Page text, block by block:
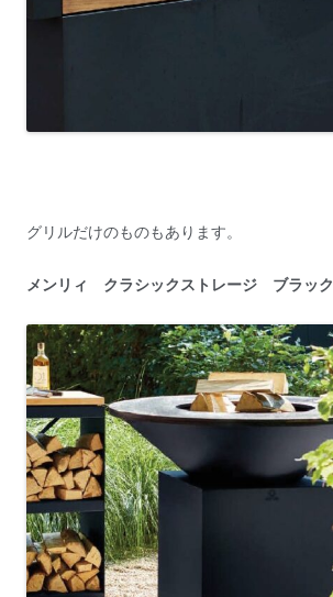
グリルだけのものもあります。
メンリィ クラシックストレージ ブラック